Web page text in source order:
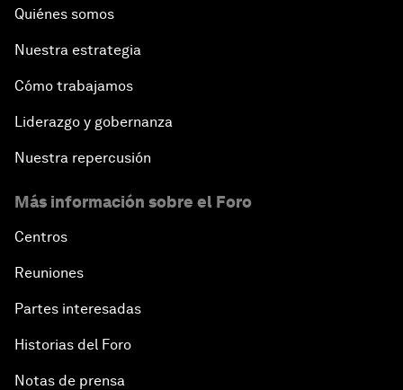
Quiénes somos
Nuestra estrategia
Cómo trabajamos
Liderazgo y gobernanza
Nuestra repercusión
Más información sobre el Foro
Centros
Reuniones
Partes interesadas
Historias del Foro
Notas de prensa